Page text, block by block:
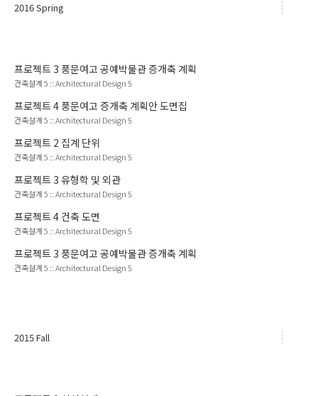
2016 Spring
프로젝트 3 풍문여고 공예박물관 증개축 계획
건축설계 5 ::Architectural Design 5
프로젝트4 풍문여고 증개축 계획안 도면집
건축설계 5 ::Architectural Design 5
프로젝트 2 집계 단위
건축설계 5 ::Architectural Design 5
프로젝트 3 유형학 및 외관
건축설계 5 ::Architectural Design 5
프로젝트4 건축 도면
건축설계 5 ::Architectural Design 5
프로젝트 3 풍문여고 공예박물관 증개축 계획
건축설계 5 ::Architectural Design 5
2015 Fall